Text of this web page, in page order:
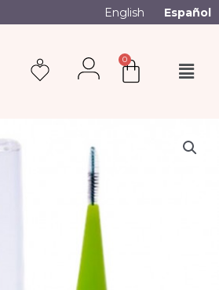
English Español
0